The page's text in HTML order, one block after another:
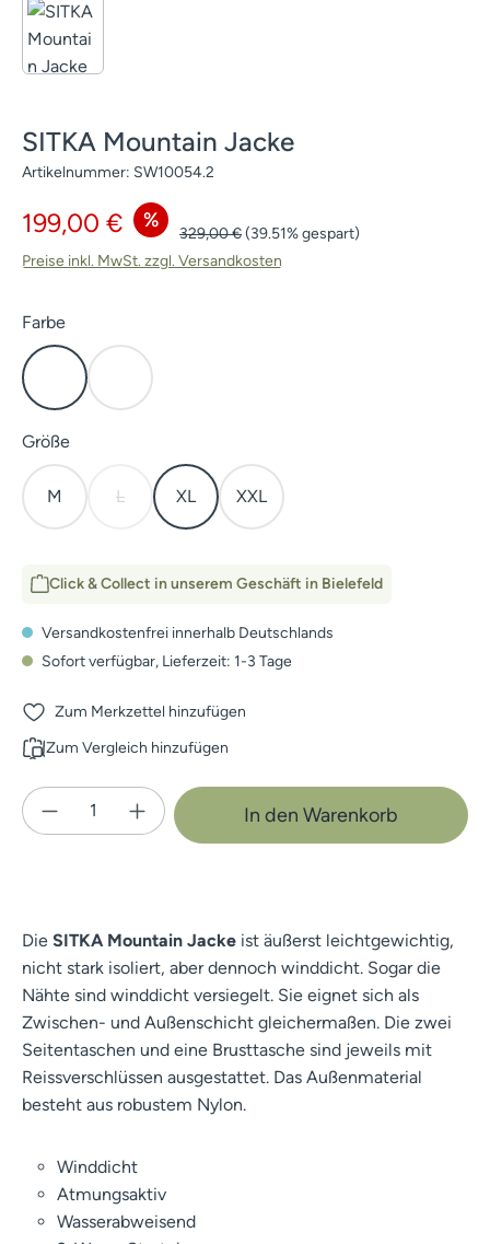
SITKA Mountain Jacke
Artikelnummer: SW10054.2
Verkaufspreis:
199,00 € %
Regulärer Preis:
329,00 €(39.51% gespart)
Preise inkl. MwSt. zzgl. Versandkosten
Farbeauswählen
Open CountrySubalpine
Größeauswählen
M L
(Diese Option ist zurzeit nicht verfügbar.)
XL XXL
Click & Collect in unserem Geschäft in Bielefeld
Versandkostenfrei innerhalb Deutschlands
Sofort verfügbar, Lieferzeit: 1-3 Tage
Zum Merkzettel hinzufügen
Zum Vergleich hinzufügen
Produkt Anzahl: Gib den gewünschten
In den Warenkorb
Die SITKA Mountain Jacke ist äußerst leichtgewichtig,
nicht stark isoliert, aber dennoch winddicht. Sogar die
Nähte sind winddicht versiegelt. Sie eignet sich als
Zwischen- und Außenschicht gleichermaßen. Die zwei
Seitentaschen und eine Brusttasche sind jeweils mit
Reissverschlüssen ausgestattet. Das Außenmaterial
besteht aus robustem Nylon.
Winddicht
Atmungsaktiv
Wasserabweisend